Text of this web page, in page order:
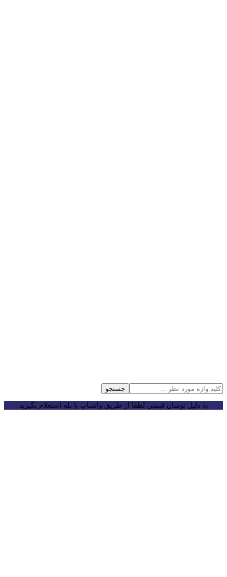
جستجو
به دلیل نوسان قیمتی لطفا از طریق واتساپ یا بله استعلام بگیرید